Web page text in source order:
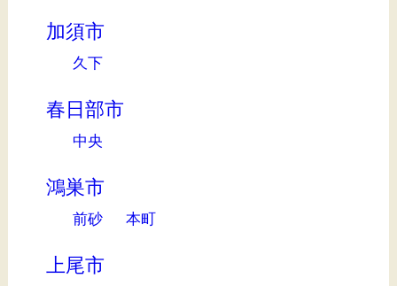
加須市
久下
春日部市
中央
鴻巣市
前砂 本町
上尾市